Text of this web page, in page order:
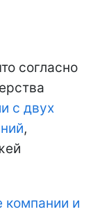
согласно
с двух
,
компании и